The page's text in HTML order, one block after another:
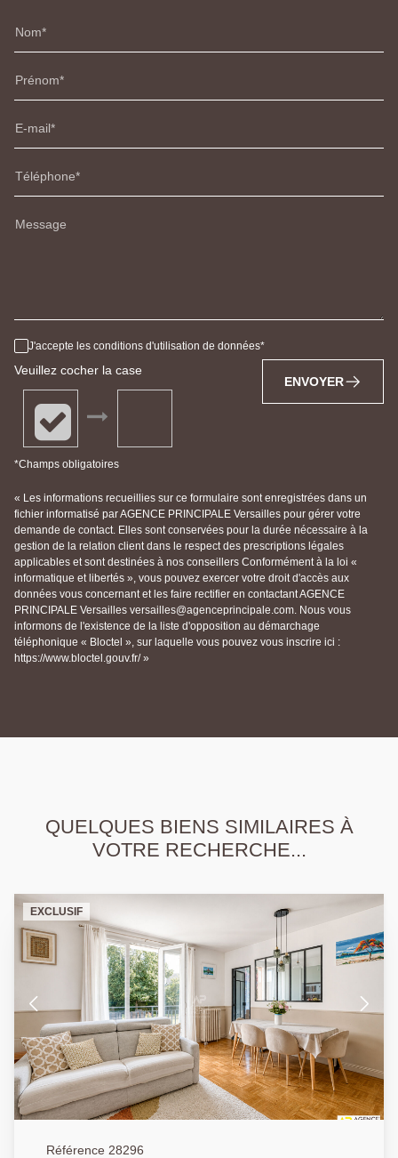
Nom
Prénom
E-mail
Téléphone
Message
J'accepte les conditions d'utilisation de données
Veuillez cocher la case
*Champs obligatoires
ENVOYER
« Les informations recueillies sur ce formulaire sont enregistrées dans un
fichier informatisé par AGENCE PRINCIPALE Versailles pour gérer votre
demande de contact. Elles sont conservées pour la durée nécessaire à la
gestion de la relation client dans le respect des prescriptions légales
applicables et sont destinées à nos conseillers Conformément à la loi «
informatique et libertés », vous pouvez exercer votre droit d'accès aux
données vous concernant et les faire rectifier en contactant AGENCE
PRINCIPALE Versailles versailles@agenceprincipale.com. Nous vous
informons de l'existence de la liste d'opposition au démarchage
téléphonique « Bloctel », sur laquelle vous pouvez vous inscrire ici :
https://www.bloctel.gouv.fr/ »
QUELQUES BIENS SIMILAIRES À
VOTRE RECHERCHE...
EXCLUSIF
Référence 28296